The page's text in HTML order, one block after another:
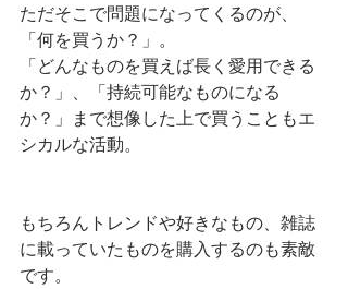
ただそこで問題になってくるのが、
「何を買うか？」。
「どんなものを買えば長く愛用できる
か？」、「持続可能なものになる
か？」まで想像した上で買うこともエ
シカルな活動。
もちろんトレンドや好きなもの、雑誌
に載っていたものを購入するのも素敵
です。